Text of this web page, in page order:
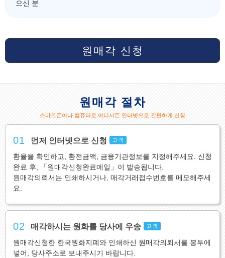
으신 분
원매각 신청
원매각 절차
스마트폰이나 컴퓨터로 어디서든 인터넷으로 간편하게 신청
01 먼저 인터넷으로 신청 고객
환율을 확인하고, 환전금액, 금융기관정보를 지정해주세요. 신청
완료 후, 「원매각신청완료메일」이 발송됩니다.
원매각의뢰서는 인쇄하시거나, 매각거래접수번호를 메모해주세
요.
02 매각하시는 원화를 당사에 우송 고객
원매각신청한 한국원화지폐와 인쇄하신 원매각의뢰서를 봉투에
넣어, 당사주소로 보내주시기 바랍니다.